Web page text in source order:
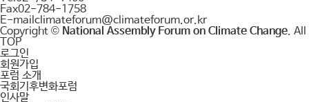
Fax02-784-1758
E-mailclimateforum@climateforum.or.kr
Copyright © National Assembly Forum on Climate Change. All
TOP
로그인
회원가입
포럼 소개
국회기후변화포럼
인사말